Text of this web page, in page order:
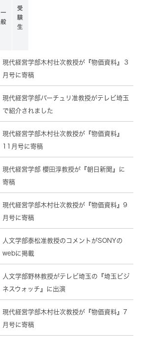
一
般
受
験
生
現代経営学部木村壮次教授が『物価資料』３
月号に寄稿
現代経営学部バーチュリ准教授がテレビ埼玉
で紹介されました
現代経営学部木村壮次教授が『物価資料』
11月号に寄稿
現代経営学部 櫻田淳教授が『朝日新聞』に
寄稿
現代経営学部木村壮次教授が『物価資料』9
月号に寄稿
人文学部泰松准教授のコメントがSONYの
webに掲載
人文学部野林教授がテレビ埼玉の『埼玉ビジ
ネスウォッチ』に出演
現代経営学部木村壮次教授が『物価資料』7
月号に寄稿